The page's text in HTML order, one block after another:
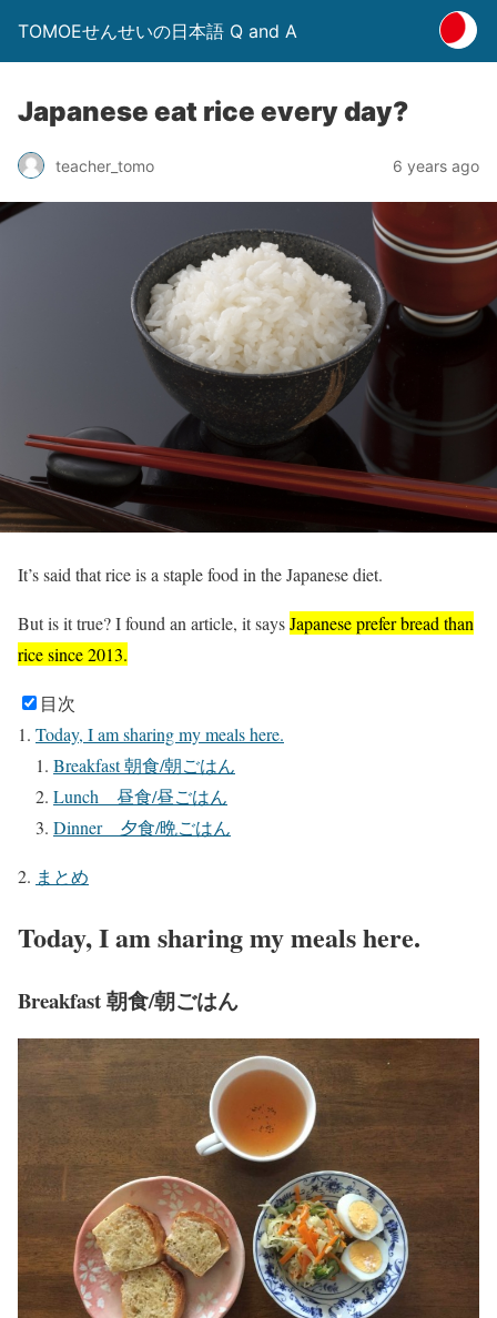
TOMOEせんせいの日本語 Q and A
Japanese eat rice every day?
teacher_tomo 6 years ago
It’s said that rice is a staple food in the Japanese diet.
But is it true? I found an article, it saysJapanese prefer bread than
rice since 2013.
目次
Today, I am sharing my meals here.
Breakfast 朝食/朝ごはん
Lunch 昼食/昼ごはん
Dinner 夕食/晩ごはん
まとめ
Today, I am sharing my meals here.
Breakfast 朝食/朝ごはん